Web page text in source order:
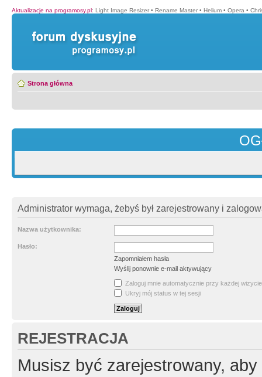
Aktualizacje na programosy.pl: Light Image Resizer • Rename Master • Helium • Opera •
Strona główna
Administrator wymaga, żebyś był zarejestrowany i
Nazwa użytkownika:
Hasło:
Zapomniałem hasła
Wyślij ponownie e-mail aktywujący
Zaloguj mnie automatycznie przy każdej wizycie
Ukryj mój status w tej sesji
REJESTRACJA
Musisz być zarejestrowany,